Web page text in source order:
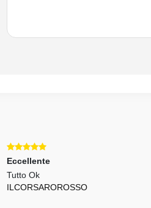
Eccellente
Tutto Ok
ILCORSAROROSSO